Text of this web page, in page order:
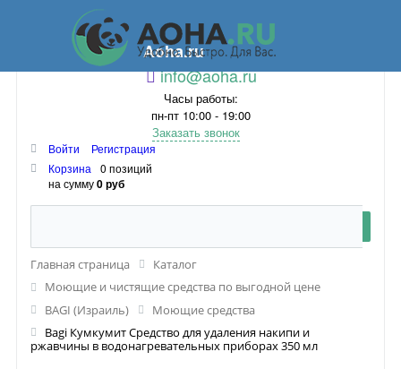
Aoha.ru
info@aoha.ru
Часы работы:
пн-пт 10:00 - 19:00
Заказать звонок
Войти
Регистрация
Корзина
0 позиций
на сумму0 руб
Главная страница
Каталог
Моющие и чистящие средства по выгодной цене
BAGI (Израиль)
Моющие средства
Bagi Кумкумит Средство для удаления накипи и
ржавчины в водонагревательных приборах 350 мл